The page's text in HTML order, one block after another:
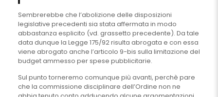
Sembrerebbe che l’abolizione delle disposizioni
legislative precedenti sia stata affermata in modo
abbastanza esplicito (vd. grassetto precedente). Da tale
data dunque la Legge 175/92 risulta abrogata e con essa
viene abrogato anche l’articolo 9-bis sulla limitazione del
budget ammesso per spese pubblicitarie.
Sul punto torneremo comunque più avanti, perchè pare
che la commissione disciplinare dell’Ordine non ne